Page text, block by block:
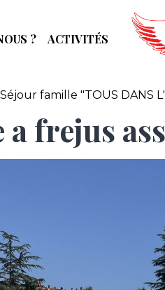
? ACTIVITÉS
Séjour famille "TOUS DANS
frejus